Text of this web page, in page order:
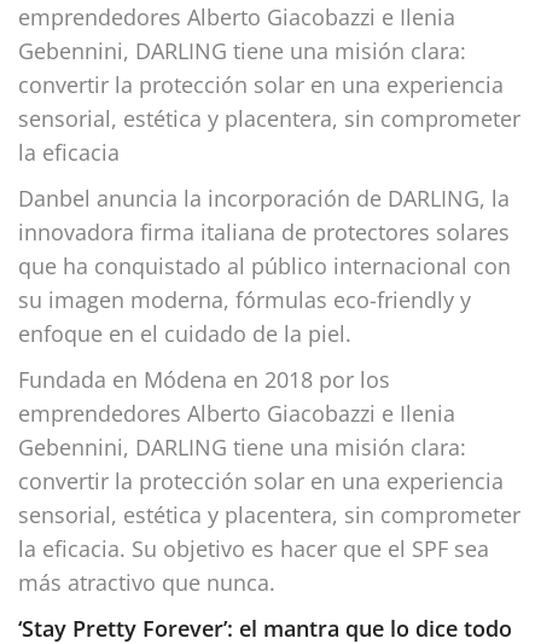
emprendedores Alberto Giacobazzi e Ilenia
Gebennini, DARLING tiene una misión clara:
convertir la protección solar en una experiencia
sensorial, estética y placentera, sin comprometer
la eficacia
Danbel anuncia la incorporación de DARLING, la
innovadora firma italiana de protectores solares
que ha conquistado al público internacional con
su imagen moderna, fórmulas eco-friendly y
enfoque en el cuidado de la piel.
Fundada en Módena en 2018 por los
emprendedores Alberto Giacobazzi e Ilenia
Gebennini, DARLING tiene una misión clara:
convertir la protección solar en una experiencia
sensorial, estética y placentera, sin comprometer
la eficacia. Su objetivo es hacer que el SPF sea
más atractivo que nunca.
‘Stay Pretty Forever’: el mantra que lo dice todo